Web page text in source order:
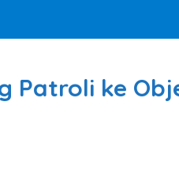
Patroli ke